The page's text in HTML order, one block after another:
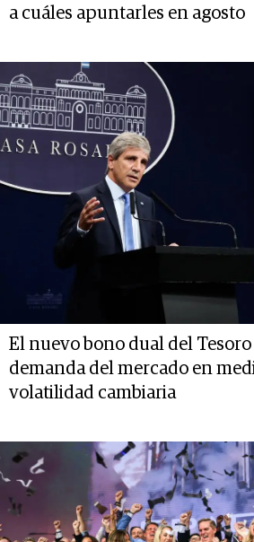
a cuáles apuntarles en agosto
El nuevo bono dual del
demanda del mercado en
volatilidad cambiaria